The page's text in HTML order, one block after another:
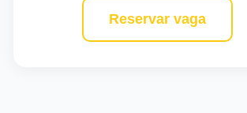
Reservar vaga